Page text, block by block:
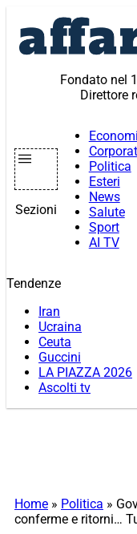
contenuto
Fondato nel
Direttore
Sezioni
Politica
Esteri
News
Salute
Sport
AI TV
Tendenze
Iran
Ucraina
Ceuta
Guccini
LA PIAZZA 2026
Ascolti tv
Home » Politica »
conferme e ritorni…